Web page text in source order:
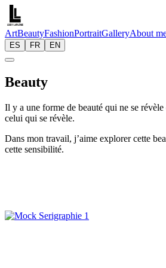
ArtBeautyFashionPortraitGalleryAbout
ES FR EN
Beauty
Il y a une forme de beauté qui ne se révèle
celui qui se révèle.
Dans mon travail, j’aime explorer cette
cette sensibilité.